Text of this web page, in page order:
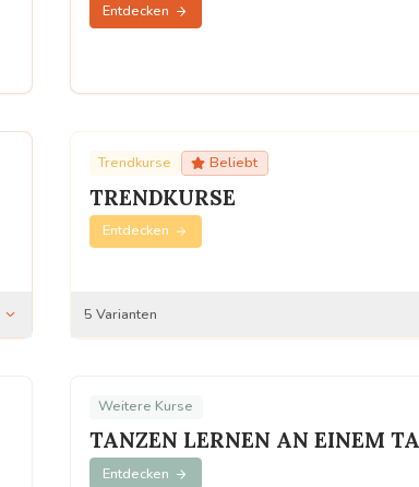
Entdecken
Trendkurse Beliebt
TRENDKURSE
Entdecken
5 Varianten
Tango Argentino Trendkurs
Solo Latin Trendkurs
Weitere Kurse
TANZEN LERNEN AN EINEM
Entdecken